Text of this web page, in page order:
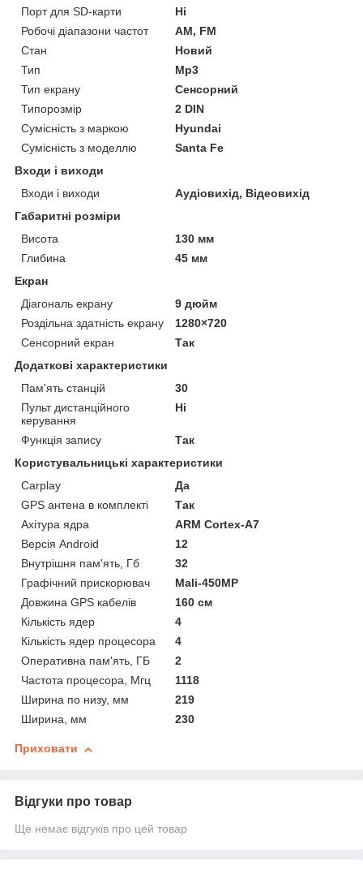
Порт для SD-карти
Ні
Робочі діапазони частот
AM, FM
Стан
Новий
Тип
Mp3
Тип екрану
Сенсорний
Типорозмір
2 DIN
Сумісність з маркою
Hyundai
Сумісність з моделлю
Santa Fe
Входи і виходи
Входи і виходи
Аудіовихід, Відеовихід
Габаритні розміри
Висота
130 мм
Глибина
45 мм
Екран
Діагональ екрану
9 дюйм
Роздільна здатність екрану
1280×720
Сенсорний екран
Так
Додаткові характеристики
Пам'ять станцій
30
Пульт дистанційного
керування
Ні
Функція запису
Так
Користувальницькі характеристики
Carplay
Да
GPS антена в комплекті
Так
Ахітура ядра
ARM Cortex-A7
Версія Android
12
Внутрішня пам'ять, Гб
32
Графічний прискорювач
Mali-450MP
Довжина GPS кабелів
160 см
Кількість ядер
4
Кількість ядер процесора
4
Оперативна пам'ять, ГБ
2
Частота процесора, Мгц
1118
Ширина по низу, мм
219
Ширина, мм
230
Приховати
Відгуки про товар
Ще немає відгуків про цей товар